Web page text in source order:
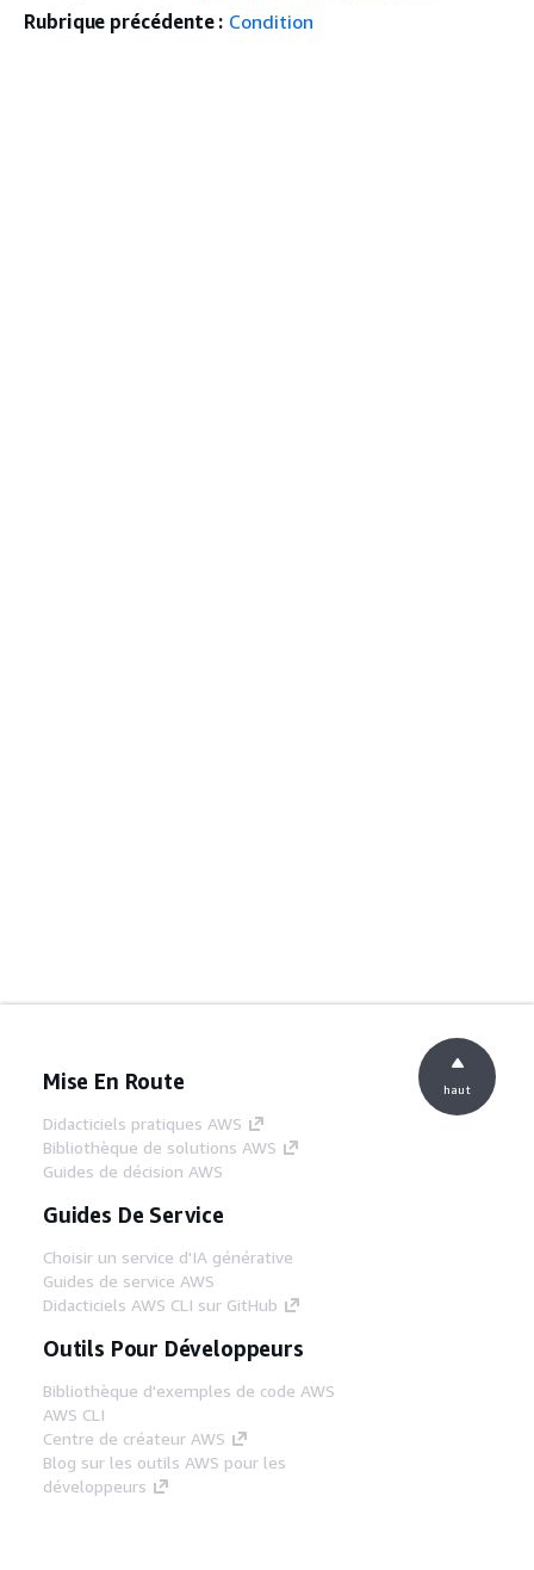
Rubrique précédente : Condition
Mise En Route
Didacticiels pratiques AWS
Bibliothèque de solutions AWS
Guides de décision AWS
Guides De Service
Choisir un service d'IA générative
Guides de service AWS
Didacticiels AWS CLI sur GitHub
Outils Pour Développeurs
Bibliothèque d'exemples de code AWS
AWS CLI
Centre de créateur AWS
Blog sur les outils AWS pour les
développeurs
haut